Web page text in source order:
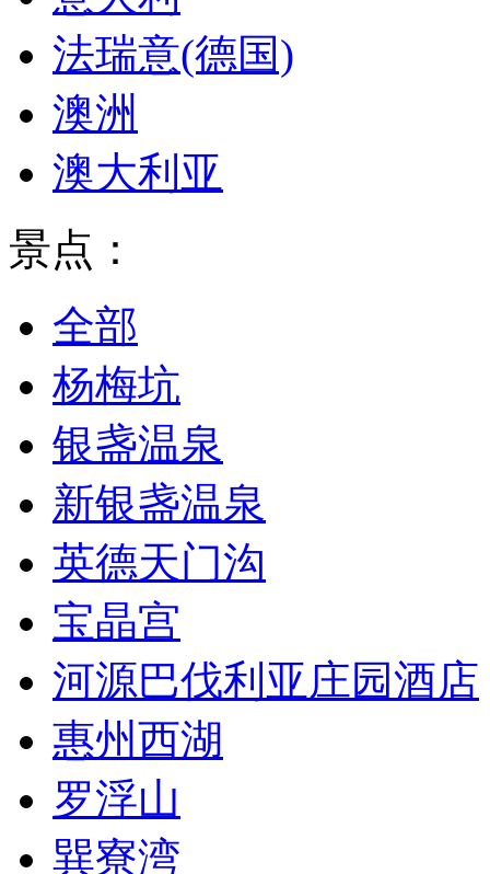
法瑞意(德国)
澳洲
澳大利亚
景点：
全部
杨梅坑
银盏温泉
新银盏温泉
英德天门沟
宝晶宫
河源巴伐利亚庄园酒店
惠州西湖
罗浮山
巽寮湾